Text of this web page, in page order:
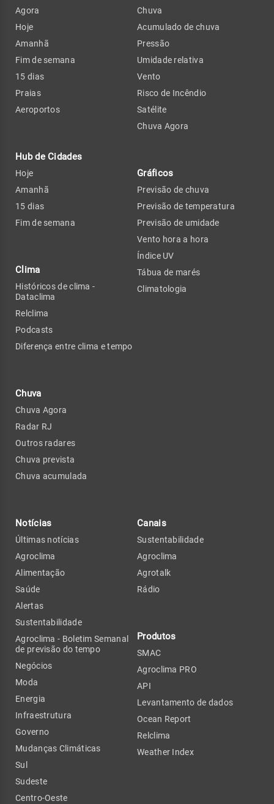
Agora
Hoje
Amanhã
Fim de semana
15 dias
Praias
Aeroportos
Hub de Cidades
Hoje
Amanhã
15 dias
Fim de semana
Clima
Históricos de clima -
Dataclima
Relclima
Podcasts
Diferença entre clima e tempo
Chuva
Chuva Agora
Radar RJ
Outros radares
Chuva prevista
Chuva acumulada
Chuva
Acumulado de chuva
Pressão
Umidade relativa
Vento
Risco de Incêndio
Satélite
Chuva Agora
Gráficos
Previsão de chuva
Previsão de temperatura
Previsão de umidade
Vento hora a hora
Índice UV
Tábua de marés
Climatologia
Notícias
Últimas notícias
Agroclima
Alimentação
Saúde
Alertas
Sustentabilidade
Agroclima - Boletim Semanal
de previsão do tempo
Negócios
Moda
Energia
Infraestrutura
Governo
Mudanças Climáticas
Sul
Sudeste
Centro-Oeste
Canais
Sustentabilidade
Agroclima
Agrotalk
Rádio
Produtos
SMAC
Agroclima PRO
API
Levantamento de dados
Ocean Report
Relclima
Weather Index